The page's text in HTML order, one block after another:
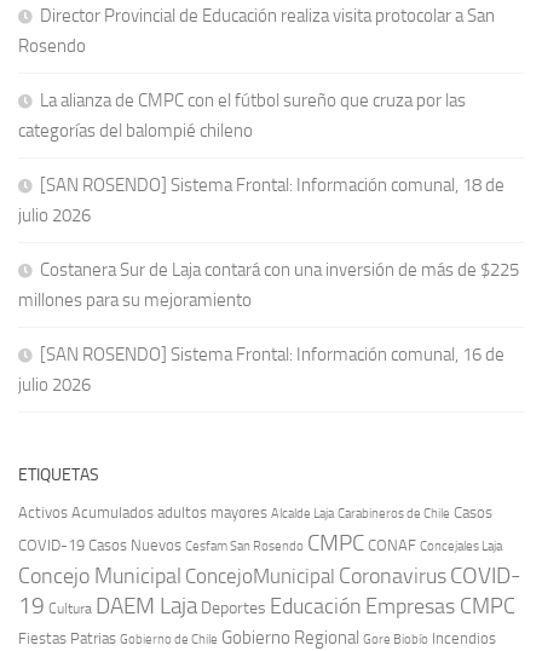
Director Provincial de Educación realiza visita protocolar a San
Rosendo
La alianza de CMPC con el fútbol sureño que cruza por las
categorías del balompié chileno
[SAN ROSENDO] Sistema Frontal: Información comunal, 18 de
julio 2026
Costanera Sur de Laja contará con una inversión de más de $225
millones para su mejoramiento
[SAN ROSENDO] Sistema Frontal: Información comunal, 16 de
julio 2026
ETIQUETAS
Activos Acumulados adultos mayores Alcalde Laja Carabineros de Chile Casos
COVID-19 Casos Nuevos Cesfam San Rosendo CMPC CONAF Concejales Laja
Concejo Municipal ConcejoMunicipal CoronavirusCOVID-
19 Cultura DAEM Laja Deportes Educación Empresas CMPC
Fiestas Patrias Gobierno de Chile Gobierno Regional Gore Biobío Incendios